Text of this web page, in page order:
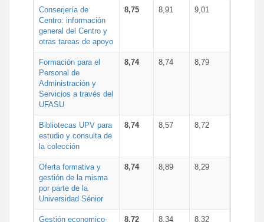
Conserjería de
Centro: información
general del Centro y
otras tareas de apoyo
8,75 8,91 9,01
Formación para el
Personal de
Administración y
Servicios a través del
UFASU
8,74 8,74 8,79
Bibliotecas UPV para
estudio y consulta de
la colección
8,74 8,57 8,72
Oferta formativa y
gestión de la misma
por parte de la
Universidad Sénior
8,74 8,89 8,29
Gestión economico- 8,72 8,34 8,32